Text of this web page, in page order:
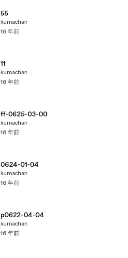
55
kumachan
16 年前
11
kumachan
16 年前
ff-0625-03-00
kumachan
16 年前
0624-01-04
kumachan
16 年前
p0622-04-04
kumachan
16 年前